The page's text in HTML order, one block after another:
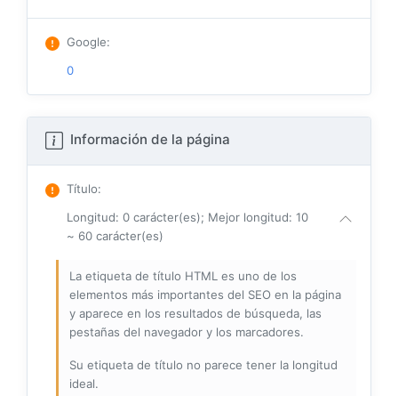
Google:
0
Información de la página
Título:
Longitud: 0 carácter(es); Mejor longitud: 10
~ 60 carácter(es)
La etiqueta de título HTML es uno de los
elementos más importantes del SEO en la página
y aparece en los resultados de búsqueda, las
pestañas del navegador y los marcadores.
Su etiqueta de título no parece tener la longitud
ideal.